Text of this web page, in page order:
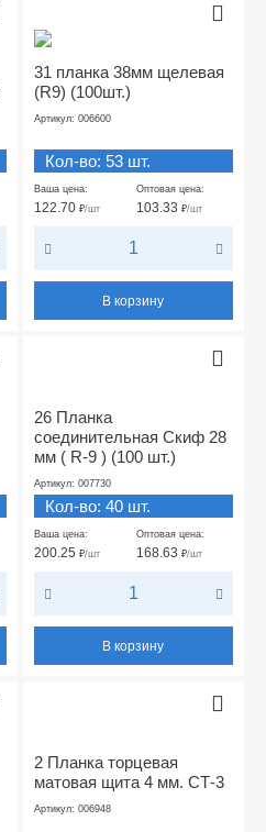
31 планка 38мм щелевая
(R9) (100шт.)
Артикул: 006600
Кол-во: 53 шт.
Ваша цена:
122.70 ₽/шт
Оптовая цена:
103.33 ₽/шт
В корзину
26 Планка
соединительная Скиф 28
мм ( R-9 ) (100 шт.)
Артикул: 007730
Кол-во: 40 шт.
Ваша цена:
200.25 ₽/шт
Оптовая цена:
168.63 ₽/шт
В корзину
2 Планка торцевая
матовая щита 4 мм. СТ-3
Артикул: 006948